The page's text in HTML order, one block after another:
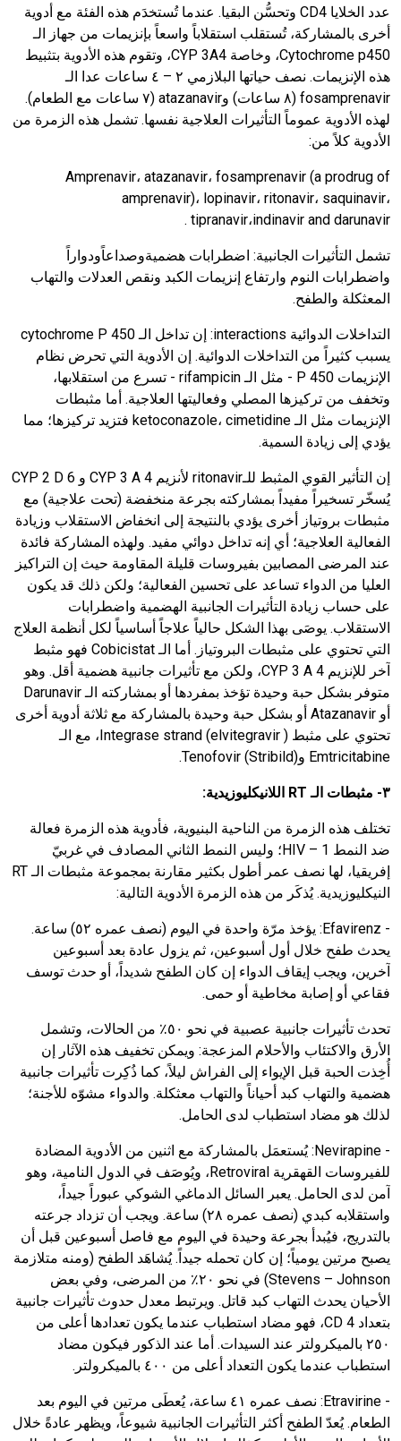
عدد الخلايا CD4 وتحسُّن البقيا. عندما تُستخدَم هذه الفئة مع أدوية
أخرى بالمشاركة، تُستقلب استقلاباً واسعاً بإنزيمات من جهاز الـ
Cytochrome p450 ، وخاصة CYP 3A4، وتقوم هذه الأدوية بتثبيط
هذه الإنزيمات. نصف حياتها البلازمي ٢ – ٤ ساعات عدا الـ
fosamprenavir (٨ ساعات) و atazanavir
(٧ ساعات مع الطعام).
لهذه الأدوية عموماً التأثيرات العلاجية نفسها. تشمل هذه الزمرة من
الأدوية كلاً من:
Amprenavir، atazanavir، fosamprenavir (a prodrug of
amprenavir)، lopinavir، ritonavir، saquinavir،
tipranavir،indinavir and darunavir
.
تشمل التأثيرات الجانبية: اضطرابات هضميةوصداعاًودواراً
واضطرابات النوم وارتفاع إنزيمات الكبد ونقص العدلات والتهاب
المعثكلة والطفح.
التداخلات الدوائية interactions: إن تداخل الـcytochrome P 450
يسبب كثيراً من التداخلات الدوائية. إن الأدوية التي تحرض نظام
الإنزيمات P 450 - مثل الـrifampicin - تسرع من استقلابها،
وتخفف من تركيزها المصلي وفعاليتها العلاجية. أما مثبطات
الإنزيمات مثل الـ
ketoconazole، cimetidine
فتزيد تركيزها؛ مما
يؤدي إلى زيادة السمية.
إن التأثير القوي المثبط للـritonavir لأنزيم CYP 3 A 4 و CYP 2 D 6
يُسخّر تسخيراً مفيداً بمشاركته بجرعة منخفضة (تحت علاجية) مع
مثبطات بروتياز أخرى يؤدي بالنتيجة إلى انخفاض الاستقلاب وزيادة
الفعالية العلاجية؛ أي إنه تداخل دوائي مفيد. ولهذه المشاركة فائدة
عند المرضى المصابين بفيروسات قليلة المقاومة حيث إن التراكيز
العليا من الدواء تساعد على تحسين الفعالية؛ ولكن ذلك قد يكون
على حساب زيادة التأثيرات الجانبية الهضمية واضطرابات
الاستقلاب. يوصَى بهذا الشكل حالياً علاجاً أساسياً لكل أنظمة العلاج
التي تحتوي على مثبطات البروتياز. أما الـCobicistat فهو مثبط
آخر للإنزيم CYP 3 A 4، ولكن مع تأثيرات جانبية هضمية أقل. وهو
متوفر بشكل حبة وحيدة تؤخذ بمفردها أو بمشاركته الـDarunavir
أو Atazanavir أو بشكل حبة وحيدة بالمشاركة مع ثلاثة أدوية أخرى
تحتوي على مثبط Integrase strand (elvitegravir )، مع الـ
Emtricitabine وTenofovir (Stribild)
.
٣- مثبطات الـ RT اللانيكليوزيدية:
تختلف هذه الزمرة من الناحية البنيوية، فأدوية هذه الزمرة فعالة
ضد النمط HIV – 1؛ وليس النمط الثاني المصادف في غربيّ
إفريقيا، لها نصف عمر أطول بكثير مقارنة بمجموعة مثبطات الـRT
النيكليوزيدية. يُذكَر من هذه الزمرة الأدوية التالية:
-
Efavirenz
:
يؤخذ مرّة واحدة في اليوم (نصف عمره ٥٢) ساعة.
يحدث طفح خلال أول أسبوعين، ثم يزول عادة بعد أسبوعين
آخرين، ويجب إيقاف الدواء إن كان الطفح شديداً، أو حدث توسف
فقاعي أو إصابة مخاطية أو حمى.
تحدث تأثيرات جانبية عصبية في نحو ٥٠٪ من الحالات، وتشمل
الأرق والاكتئاب والأحلام المزعجة: ويمكن تخفيف هذه الآثار إن
أُخِذت الحبة قبل الإيواء إلى الفراش ليلاً، كما ذُكِرت تأثيرات جانبية
هضمية والتهاب كبد أحياناً والتهاب معثكلة. والدواء مشوّه للأجنة؛
لذلك هو مضاد استطباب لدى الحامل.
-
Nevirapine
:يُستعمَل بالمشاركة مع اثنين من الأدوية المضادة
للفيروسات القهقرية Retroviral، ويُوصَف في الدول النامية، وهو
آمن لدى الحامل. يعبر السائل الدماغي الشوكي عبوراً جيداً،
واستقلابه كبدي (نصف عمره ٢٨) ساعة. ويجب أن تزداد جرعته
بالتدريج، فيُبدأ بجرعة وحيدة في اليوم مع فاصل أسبوعين قبل أن
يصبح مرتين يومياً؛ إن كان تحمله جيداً. يُشاهَد الطفح (ومنه متلازمة
Stevens – Johnson
) في نحو ٢٠٪ من المرضى، وفي بعض
الأحيان يحدث التهاب كبد قاتل. ويرتبط معدل حدوث تأثيرات جانبية
بتعداد CD 4، فهو مضاد استطباب عندما يكون تعدادها أعلى من
٢٥٠ بالميكرولتر عند السيدات. أما عند الذكور فيكون مضاد
استطباب عندما يكون التعداد أعلى من ٤٠٠ بالميكرولتر.
-
Etravirine
:
نصف عمره ٤١ ساعة، يُعطَى مرتين في اليوم بعد
الطعام. يُعدّ الطفح أكثر التأثيرات الجانبية شيوعاً، ويظهر عادةً خلال